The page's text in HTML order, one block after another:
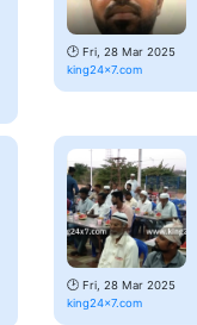
🕑 Fri, 28 Mar 2025
king24x7.com
🕑 Fri, 28 Mar 2025
king24x7.com